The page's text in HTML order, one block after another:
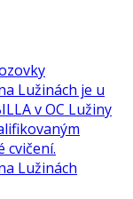
Lužinách je u
v OC Lužiny
cvičení.
Lužinách